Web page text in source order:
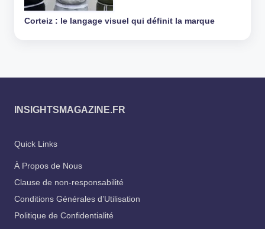
Corteiz : le langage visuel qui définit la marque
INSIGHTSMAGAZINE.FR
Quick Links
À Propos de Nous
Clause de non-responsabilité
Conditions Générales d’Utilisation
Politique de Confidentialité